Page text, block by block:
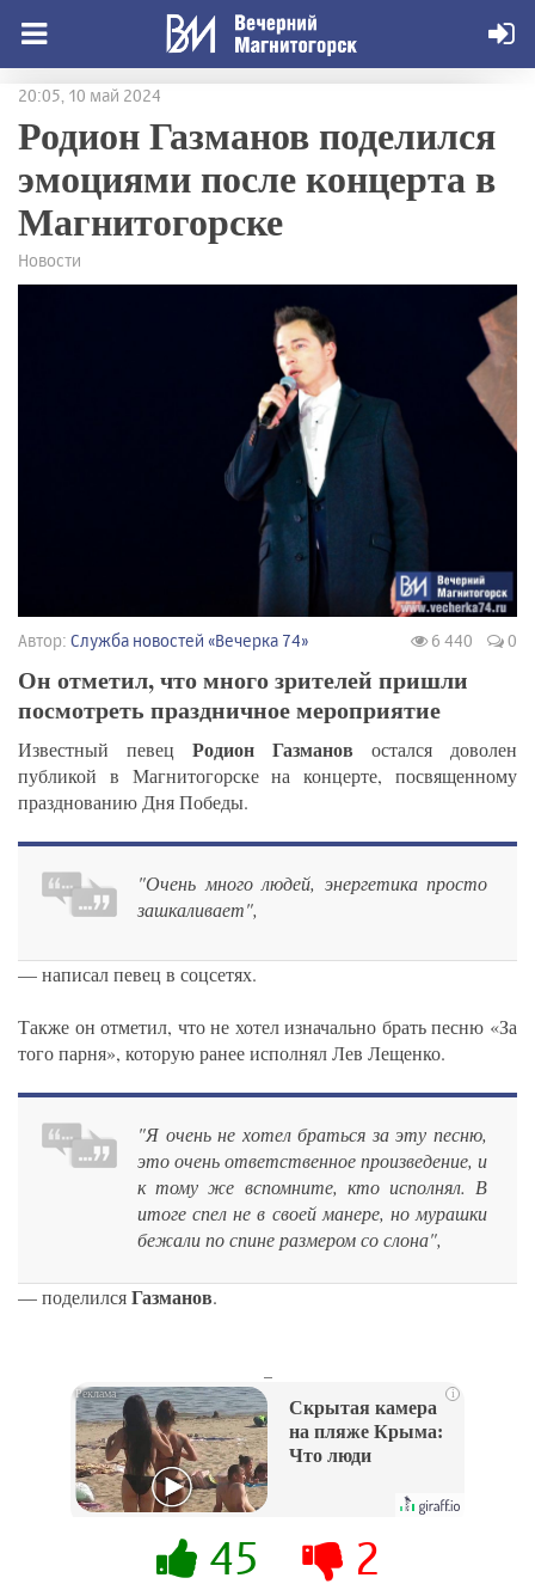
20:05, 10 май 2024
Родион Газманов поделился
эмоциями после концерта в
Магнитогорске
Новости
Автор: Служба новостей «Вечерка 74» 6 440 0
Он отметил, что много зрителей пришли
посмотреть праздничное мероприятие
Известный певец Родион Газманов остался доволен
публикой в Магнитогорске на концерте, посвященному
празднованию Дня Победы.
"Очень много людей, энергетика просто
зашкаливает",
— написал певец в соцсетях.
Также он отметил, что не хотел изначально брать песню «За
того парня», которую ранее исполнял Лев Лещенко.
"Я очень не хотел браться за эту песню,
это очень ответственное произведение, и
к тому же вспомните, кто исполнял. В
итоге спел не в своей манере, но мурашки
бежали по спине размером со слона",
— поделилсяГазманов.
i
Скрытая камера
на пляже Крыма:
Что люди
их не видят...
45 2